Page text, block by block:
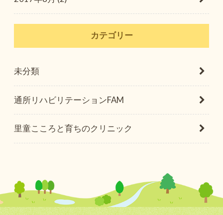
カテゴリー
未分類
通所リハビリテーションFAM
里童こころと育ちのクリニック